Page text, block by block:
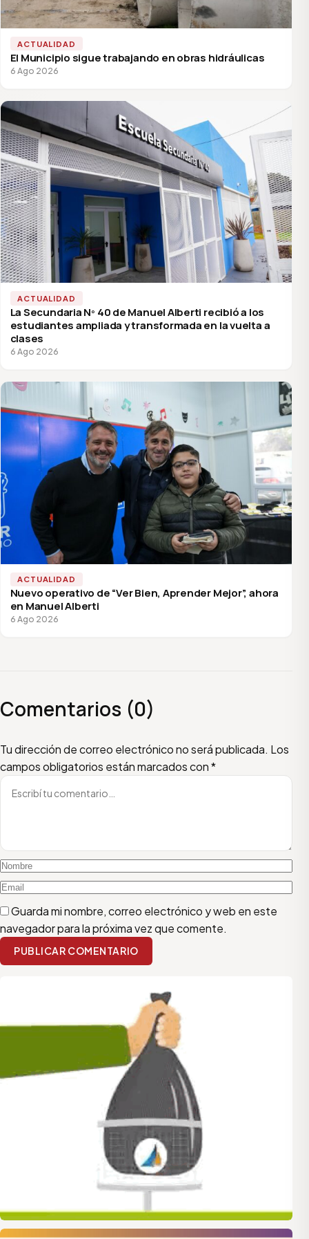
ACTUALIDAD
El Municipio sigue trabajando en obras hidráulicas
6 Ago 2026
ACTUALIDAD
La Secundaria Nº 40 de Manuel Alberti recibió a los
estudiantes ampliada y transformada en la vuelta a
clases
6 Ago 2026
ACTUALIDAD
Nuevo operativo de “Ver Bien, Aprender Mejor”, ahora
en Manuel Alberti
6 Ago 2026
Comentarios (0)
Tu dirección de correo electrónico no será publicada. Los
campos obligatorios están marcados con*
Escribí tu comentario
Nombre
Email
Guarda mi nombre, correo electrónico y web en este
navegador para la próxima vez que comente.
PUBLICAR COMENTARIO
quilmes